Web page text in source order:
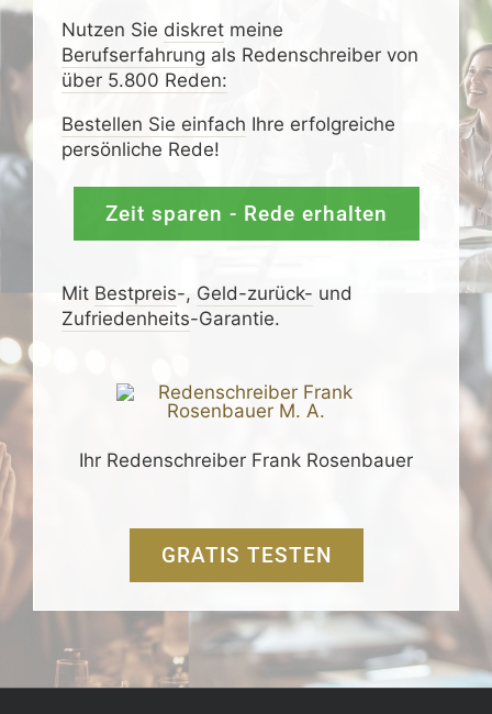
Nutzen Sie diskretmeine
Berufserfahrung als Redenschreiber von
über 5.800 Reden:
Bestellen Sie einfach Ihre erfolgreiche
persönliche Rede!
Zeit sparen - Rede erhalten
Mit Bestpreis-, Geld-zurück- und
Zufrieden­­heits-Garantie.
Ihr Redenschreiber Frank Rosenbauer
GRATIS TESTEN